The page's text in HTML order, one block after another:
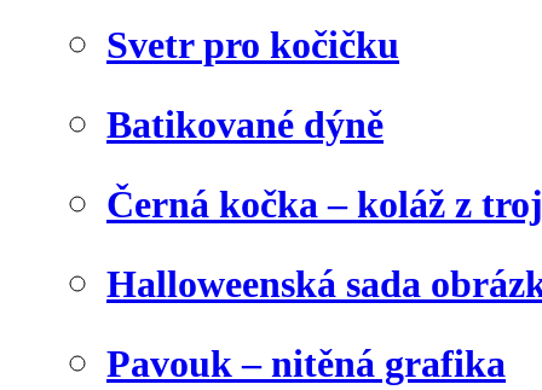
Svetr pro kočičku
Batikované dýně
Černá kočka – koláž z
Halloweenská sada
Pavouk – nitěná grafika